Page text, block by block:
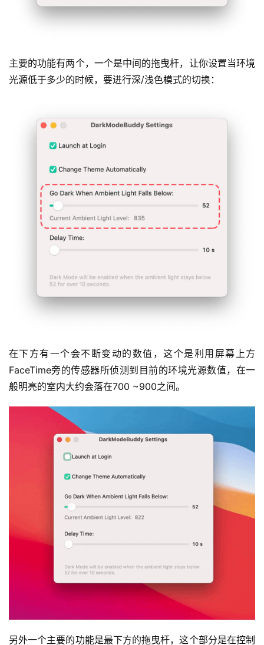
主要的功能有两个，一个是中间的拖曳杆，让你设置当环境
光源低于多少的时候，要进行深/浅色模式的切换：
在下方有一个会不断变动的数值，这个是利用屏幕上方
FaceTime旁的传感器所侦测到目前的环境光源数值，在一
般明亮的室内大约会落在700 ~900之间。
另外一个主要的功能是最下方的拖曳杆，这个部分是在控制